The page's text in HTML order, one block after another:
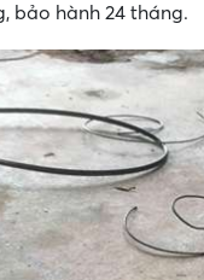
bảo hành 24 tháng.